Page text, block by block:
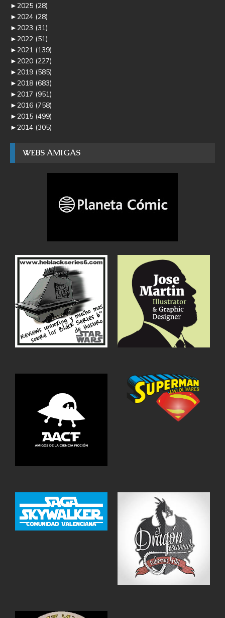
►2025 (28)
►2024 (28)
►2023 (31)
►2022 (51)
►2021 (139)
►2020 (227)
►2019 (585)
►2018 (683)
►2017 (951)
►2016 (758)
►2015 (499)
►2014 (305)
WEBS AMIGAS